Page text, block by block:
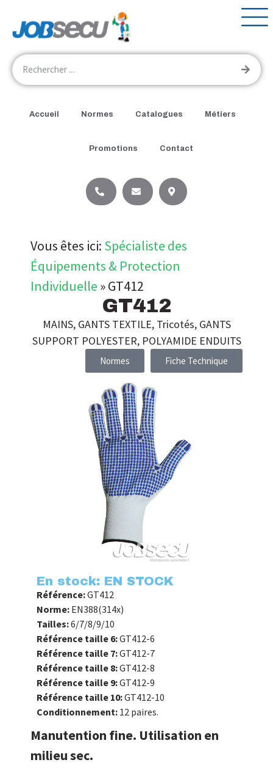
Accueil Normes Catalogues Métiers
Promotions Contact
Vous êtes ici: Spécialiste des
Équipements & Protection
Individuelle »GT412
GT412
MAINS, GANTS TEXTILE, Tricotés, GANTS
SUPPORT POLYESTER, POLYAMIDE ENDUITS
Normes Fiche Technique
En stock: EN STOCK
Référence:GT412
Norme: EN388(314x)
Tailles:6/7/8/9/10
Référence taille 6:GT412-6
Référence taille 7:GT412-7
Référence taille 8:GT412-8
Référence taille 9:GT412-9
Référence taille 10:GT412-10
Conditionnement: 12 paires.
Manutention fine. Utilisation en
milieu sec.